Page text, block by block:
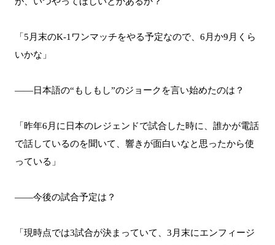
「5月末のK-1ワンマッチをやる予定なので、6月か9月くら
いかな」
――日本語の“もしもし”のジョークを言い始めたのは？
「昨年6月に日本のレジェンドで試合した時に、誰かが電話
で話しているのを聞いて、響きが面白いなと思ったから使
っている」
――今後の試合予定は？
「現時点では3試合が決まっていて、3月末にエンフィージ